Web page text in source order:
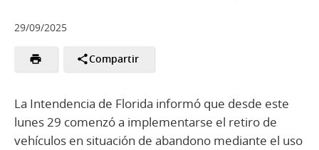
29/09/2025
Compartir
La Intendencia de Florida informó que desde este
lunes 29 comenzó a implementarse el retiro de
vehículos en situación de abandono mediante el uso